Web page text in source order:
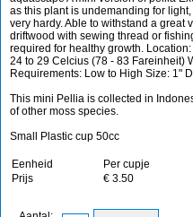
as this plant is undemanding for
very hardy. Able to withstand a great
driftwood with sewing thread or
required for healthy growth.
24 to 29 Celcius (78 - 83 Fareinheit)
Requirements: Low to High Size: 1"
This mini Pellia is collected in
of other moss species.
Small Plastic cup 50cc
Eenheid
Per cupje
Prijs
€ 3.50